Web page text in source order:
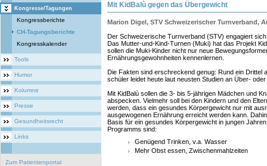
Kongresse/Tagungen
Kongressberichte
CH-Tagungsberichte
Kongresskalender
Tools
Humor
Kolumne
Presse
Gesundheitsrecht
Links
Zum Patientenportal
Mit KidBalù gegen das Übergewicht
Marion Digel, STV Schweizerischer Turnverband,
Der Schweizerische Turnverband (STV) engagiert
Das Mutter-und-Kind-Turnen (Muki) hat das Projekt
sollen die Muki-Kinder nicht nur neue
Ernährungsgewohnheiten kennenlernen.
Die Fakten sind erschreckend genug: Rund ein Drittel
schüler leidet heute laut neusten Studien an Über-
Mit KidBalù sollen die 3- bis 5-jährigen Mädchen und
abspecken. Vielmehr soll bei den Kindern und den
werden, dass ein gesundes Körpergewicht nur mit
ausgewogenen Ernährung erreicht werden kann.
Basis für ein gesundes Körpergewicht in jungen
Programms sind:
Genügend Trinken, v.a. Wasser
Mehr Obst essen, Zwischenmahlzeiten